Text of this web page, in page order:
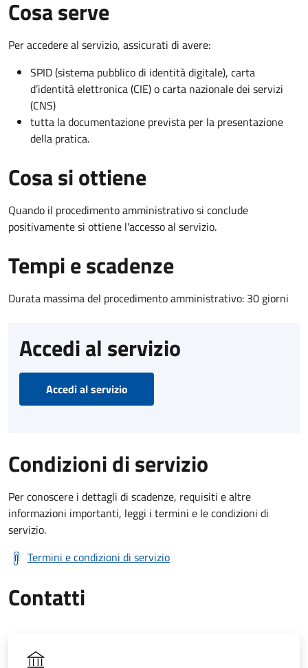
Cosa serve
Per accedere al servizio, assicurati di avere:
SPID (sistema pubblico di identità digitale), carta
d’identità elettronica (CIE) o carta nazionale dei servizi
(CNS)
tutta la documentazione prevista per la presentazione
della pratica.
Cosa si ottiene
Quando il procedimento amministrativo si conclude
positivamente si ottiene l'accesso al servizio.
Tempi e scadenze
Durata massima del procedimento amministrativo: 30 giorni
Accedi al servizio
Accedi al servizio
Condizioni di servizio
Per conoscere i dettagli di scadenze, requisiti e altre
informazioni importanti, leggi i termini e le condizioni di
servizio.
Termini e condizioni di servizio
Contatti